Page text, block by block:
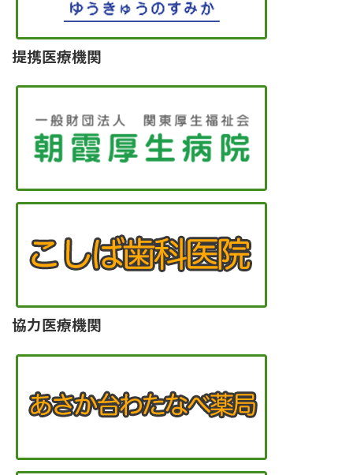
提携医療機関
協力医療機関